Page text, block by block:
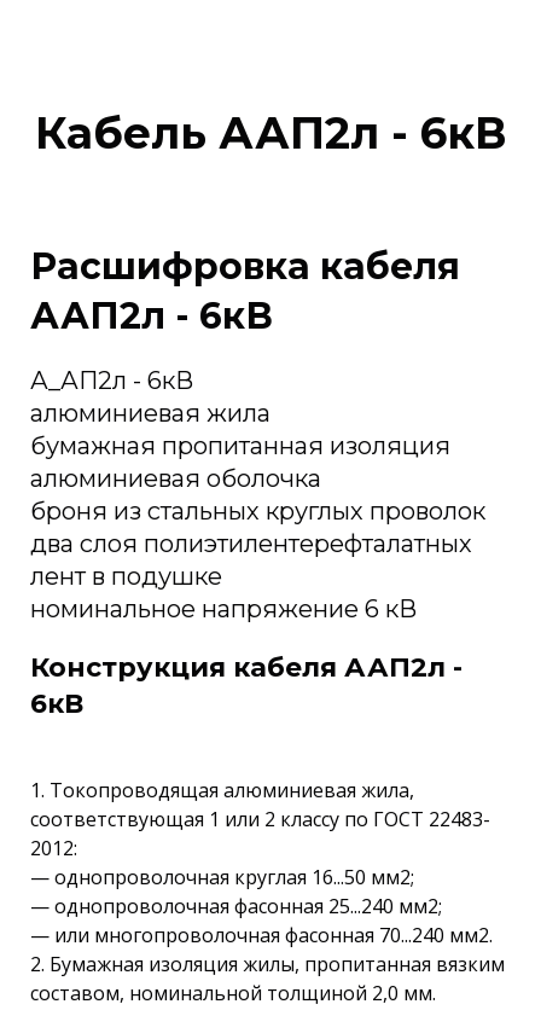
Кабель ААП2л - 6кВ
Расшифровка кабеля
ААП2л - 6кВ
А_АП2л - 6кВ
алюминиевая жила
бумажная пропитанная изоляция
алюминиевая оболочка
броня из стальных круглых проволок
два слоя полиэтилентерефталатных
лент в подушке
номинальное напряжение 6 кВ
Конструкция кабеля ААП2л -
6кВ
1. Токопроводящая алюминиевая жила,
соответствующая 1 или 2 классу по ГОСТ 22483-
2012:
— однопроволочная круглая 16...50 мм2;
— однопроволочная фасонная 25...240 мм2;
— или многопроволочная фасонная 70...240 мм2.
2. Бумажная изоляция жилы, пропитанная вязким
составом, номинальной толщиной 2,0 мм.